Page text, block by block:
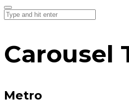
Carousel
Metro